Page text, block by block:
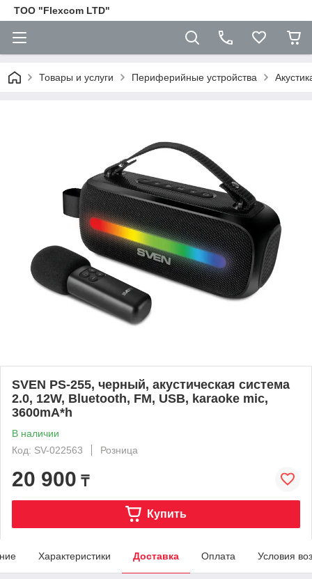
ТОО "Flexcom LTD"
Товары и услуги Периферийные устройства
SVEN PS-255, черный, акустическая система
2.0, 12W, Bluetooth, FM, USB, karaoke mic,
3600mA*h
В наличии
Код: SV-022563
Розница
20 900 ₸
Купить
Характеристики Доставка Оплата Условия